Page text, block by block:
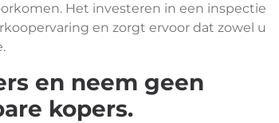
Het investeren in een inspectie
en zorgt ervoor dat zowel u
en neem geen
kopers.